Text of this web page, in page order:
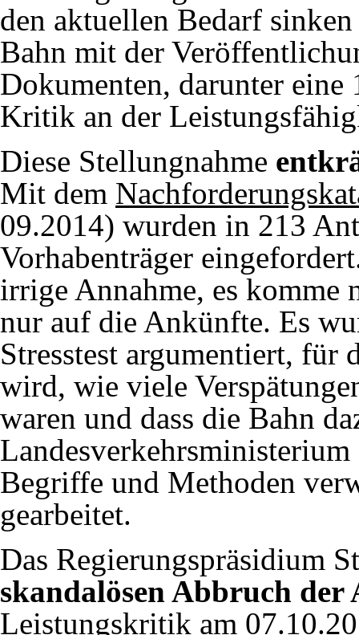
den aktuellen Bedarf
Bahn mit der
Dokumenten, darunter
Kritik an der
Diese Stellungnahme
Mit dem
09.2014) wurden in 213
Vorhabenträger
irrige Annahme, es komme
nur auf die Ankünfte. Es
Stresstest argumentiert, für
wird, wie viele
waren und dass die Bahn
Begriffe und Methoden
gearbeitet.
Das Regierungspräsidium
skandalösen Abbruch der
Leistungskritik am